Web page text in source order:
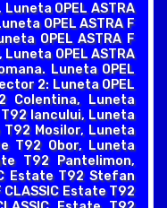
OPEL ASTRA
OPEL ASTRA F
OPEL ASTRA F
OPEL ASTRA
Luneta OPEL
2: Luneta OPEL
Colentina, Luneta
T92 Iancului, Luneta
T92 Mosilor, Luneta
T92 Obor, Luneta
T92 Pantelimon,
Estate T92 Stefan
CLASSIC Estate T92